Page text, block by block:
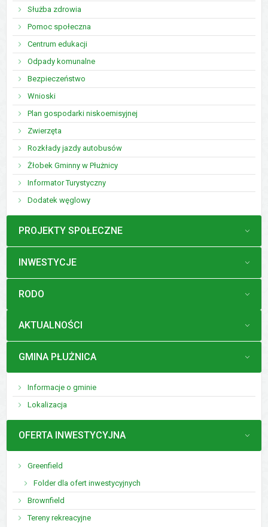
Służba zdrowia
Pomoc społeczna
Centrum edukacji
Odpady komunalne
Bezpieczeństwo
Wnioski
Plan gospodarki niskoemisyjnej
Zwierzęta
Rozkłady jazdy autobusów
Żłobek Gminny w Płużnicy
Informator Turystyczny
Dodatek węglowy
MENU
PROJEKTY SPOŁECZNE
MENU
INWESTYCJE
MENU
RODO
MENU
AKTUALNOŚCI
MENU
GMINA PŁUŻNICA
Informacje o gminie
Lokalizacja
MENU
OFERTA INWESTYCYJNA
Greenfield
Folder dla ofert inwestycyjnych
Brownfield
Tereny rekreacyjne